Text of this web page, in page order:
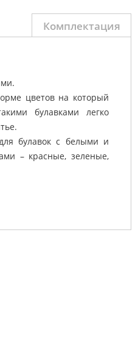
Комплектация
цветов на который
булавками легко
булавок с белыми и
– красные, зеленые,